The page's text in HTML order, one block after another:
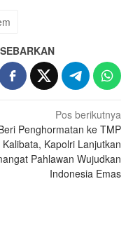
SEBARKAN
Pos berikutnya
Penghormatan ke TMP
Kalibata, Kapolri Lanjutkan
Pahlawan Wujudkan
Indonesia Emas